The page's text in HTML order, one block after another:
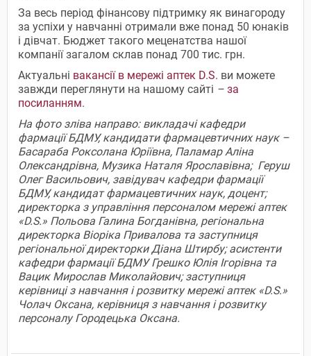
За весь період фінансову підтримку як винагороду
за успіхи у навчанні отримали вже понад 50 юнаків
і дівчат. Бюджет такого меценатства нашої
компанії загалом склав понад 700 тис. грн.
Актуальні вакансії в мережі аптек D.S. ви можете
завжди переглянути на нашому сайті – за
посиланням.
На фото зліва направо: викладачі кафедри
фармації БДМУ, кандидати фармацевтичних наук –
Басараба Роксолана Юріївна, Паламар Аліна
Олександрівна, Музика Наталя Ярославівна; Геруш
Олег Васильович, завідувач кафедри фармації
БДМУ, кандидат фармацевтичних наук, доцент;
директорка з управління персоналом мережі аптек
«D.S.» Польова Галина Богданівна, регіональна
директорка Віоріка Привалова та заступниця
регіональної директорки Діана Штирбу; асистенти
кафедри фармації БДМУ Грешко Юлія Ігорівна та
Вацик Мирослав Миколайович; заступниця
керівниці з навчання і розвитку мережі аптек «D.S.»
Чолач Оксана, керівниця з навчання і розвитку
персоналу Городецька Оксана.